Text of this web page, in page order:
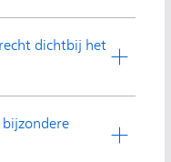
dichtbij het